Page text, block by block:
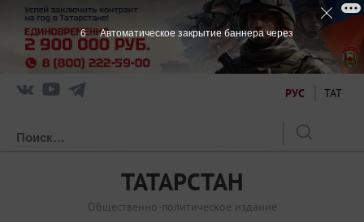
РУС ТАТ
ТАТАРСТАН
Общественно-политическое издание
6 Автоматическое закрытие баннера через